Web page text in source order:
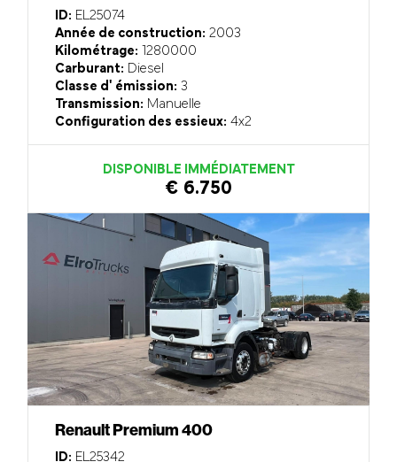
ID: EL25074
Année de construction: 2003
Kilométrage: 1280000
Carburant: Diesel
Classe d' émission: 3
Transmission: Manuelle
Configuration des essieux: 4x2
DISPONIBLE IMMÉDIATEMENT
€ 6.750
Renault Premium 400
ID: EL25342